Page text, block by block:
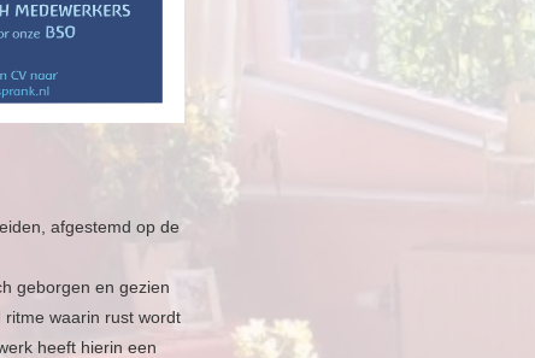
afgestemd op de
geborgen en gezien
waarin rust wordt
heeft hierin een